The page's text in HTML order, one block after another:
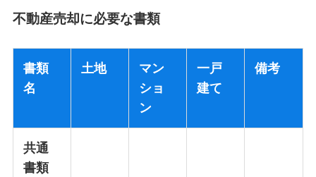
不動産売却に必要な書類
書類
名
土地
マン
ショ
ン
一戸
建て
備考
共通
書類